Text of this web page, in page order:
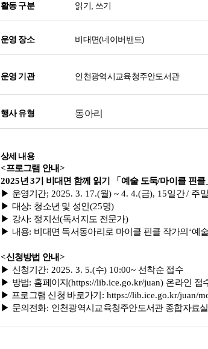
활동 구분 읽기, 쓰기
운영 장소 비대면(네이버밴드)
운영 기관 인천광역시교육청주안도서관
행사 유형 동아리
상세 내용
<프로그램 안내>
2025년3기 비대면 함께 읽기 「 예술 도둑/마이클 핀클
▶ 운영기간; 2025. 3. 17.(월) ~ 4. 4.(금), 15일간/ 주
▶ 대상: 청소년 및 성인 (25명)
▶ 강사: 정지선(독서지도 전문가)
▶ 내용: 비대면 독서동아리로 마이클 핀클 작가의 ‘예
<신청방법 안내>
▶ 신청기간: 2025. 3. 5.(수) 10:00~선착순 접수
▶ 방법: 홈페이지(https://lib.ice.go.kr/juan) 온라인 접
▶ 프로그램 신청 바로가기 : https://lib.ice.go.kr/juan/
▶ 문의전화: 인천광역시교육청주안도서관 종합자료실